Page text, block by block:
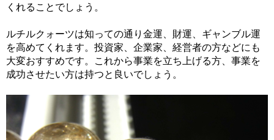
くれることでしょう。
ルチルクォーツは知っての通り金運、財運、ギャンブル運
を高めてくれます。投資家、企業家、経営者の方などにも
大変おすすめです。これから事業を立ち上げる方、事業を
成功させたい方は持つと良いでしょう。